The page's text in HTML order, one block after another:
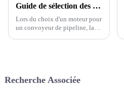
Guide de sélection des moteurs pour convoyeurs tubulaires
Lors du choix d'un moteur pour
un convoyeur de pipeline, la
gaspillage d'énergie.
Recherche Associée